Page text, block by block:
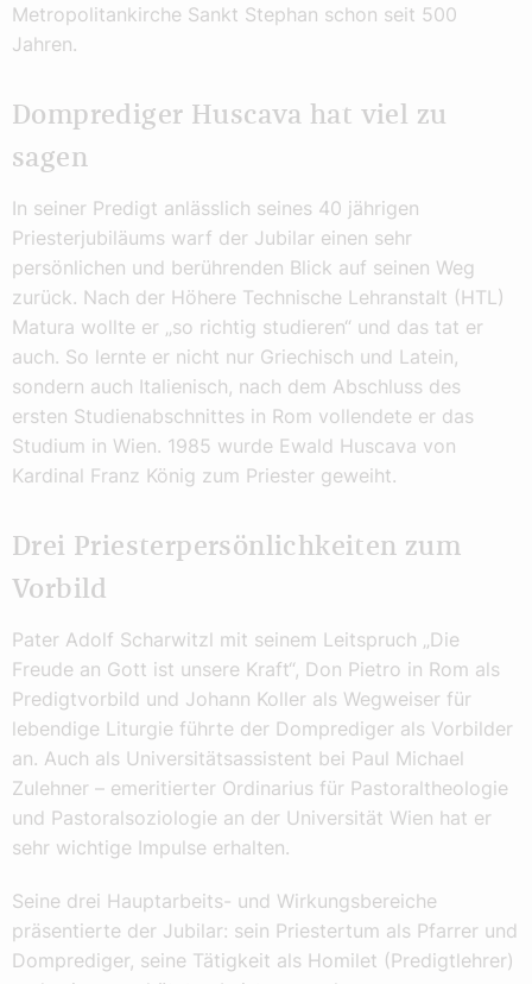
Metropolitankirche Sankt Stephan schon seit 500
Jahren.
Domprediger Huscava hat viel zu
sagen
In seiner Predigt anlässlich seines 40 jährigen
Priesterjubiläums warf der Jubilar einen sehr
persönlichen und berührenden Blick auf seinen Weg
zurück. Nach der Höhere Technische Lehranstalt (HTL)
Matura wollte er „so richtig studieren“ und das tat er
auch. So lernte er nicht nur Griechisch und Latein,
sondern auch Italienisch, nach dem Abschluss des
ersten Studienabschnittes in Rom vollendete er das
Studium in Wien. 1985 wurde Ewald Huscava von
Kardinal Franz König zum Priester geweiht.
Drei Priesterpersönlichkeiten zum
Vorbild
Pater Adolf Scharwitzl mit seinem Leitspruch „Die
Freude an Gott ist unsere Kraft“, Don Pietro in Rom als
Predigtvorbild und Johann Koller als Wegweiser für
lebendige Liturgie führte der Domprediger als Vorbilder
an. Auch als Universitätsassistent bei Paul Michael
Zulehner – emeritierter Ordinarius für Pastoraltheologie
und Pastoralsoziologie an der Universität Wien hat er
sehr wichtige Impulse erhalten.
Seine drei Hauptarbeits- und Wirkungsbereiche
präsentierte der Jubilar: sein Priestertum als Pfarrer und
Domprediger, seine Tätigkeit als Homilet (Predigtlehrer)